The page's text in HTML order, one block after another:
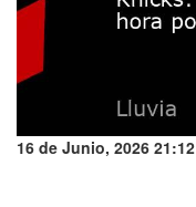
16 de Junio, 2026 21:12